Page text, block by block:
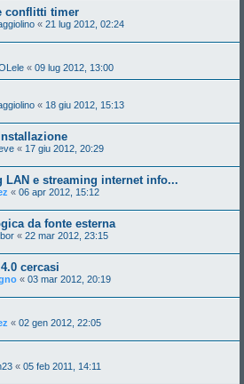
conflitti timer
« 21 lug 2012, 02:24
« 09 lug 2012, 13:00
« 18 giu 2012, 15:13
« 17 giu 2012, 20:29
LAN e streaming internet info...
« 06 apr 2012, 15:12
da fonte esterna
« 22 mar 2012, 23:15
cercasi
« 03 mar 2012, 20:19
« 02 gen 2012, 22:05
« 05 feb 2011, 14:11